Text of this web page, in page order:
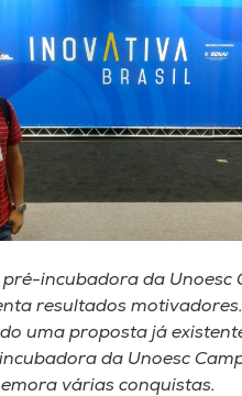
incubadora da Unoesc
resultados
uma proposta já
da Unoesc
várias conquistas.